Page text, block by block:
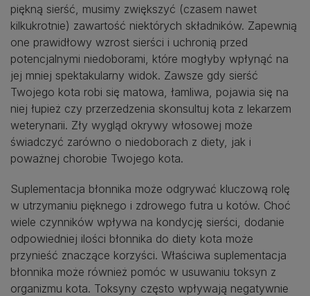
piękną sierść, musimy zwiększyć (czasem nawet
kilkukrotnie) zawartość niektórych składników. Zapewnią
one prawidłowy wzrost sierści i uchronią przed
potencjalnymi niedoborami, które mogłyby wpłynąć na
jej mniej spektakularny widok. Zawsze gdy sierść
Twojego kota robi się matowa, łamliwa, pojawia się na
niej łupież czy przerzedzenia skonsultuj kota z lekarzem
weterynarii. Zły wygląd okrywy włosowej może
świadczyć zarówno o niedoborach z diety, jak i
poważnej chorobie Twojego kota.
Suplementacja błonnika może odgrywać kluczową rolę
w utrzymaniu pięknego i zdrowego futra u kotów. Choć
wiele czynników wpływa na kondycję sierści, dodanie
odpowiedniej ilości błonnika do diety kota może
przynieść znaczące korzyści. Właściwa suplementacja
błonnika może również pomóc w usuwaniu toksyn z
organizmu kota. Toksyny często wpływają negatywnie